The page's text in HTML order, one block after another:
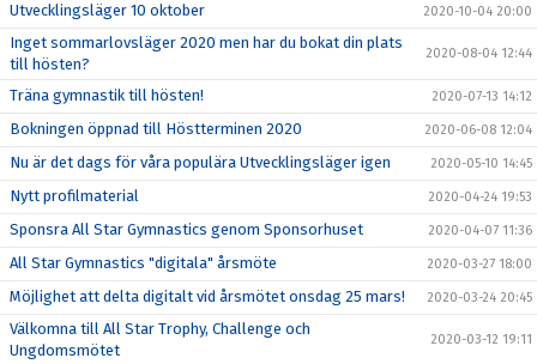
Utvecklingsläger 10 oktober 2020-10-04 20:00
Inget sommarlovsläger 2020 men har du bokat din plats
till hösten?
2020-08-04 12:44
Träna gymnastik till hösten! 2020-07-13 14:12
Bokningen öppnad till Höstterminen 2020 2020-06-08 12:04
Nu är det dags för våra populära Utvecklingsläger igen 2020-05-10 14:45
Nytt profilmaterial 2020-04-24 19:53
Sponsra All Star Gymnastics genom Sponsorhuset 2020-04-07 11:36
All Star Gymnastics "digitala" årsmöte 2020-03-27 18:00
Möjlighet att delta digitalt vid årsmötet onsdag 25 mars! 2020-03-24 20:45
Välkomna till All Star Trophy, Challenge och
Ungdomsmötet
2020-03-12 19:11